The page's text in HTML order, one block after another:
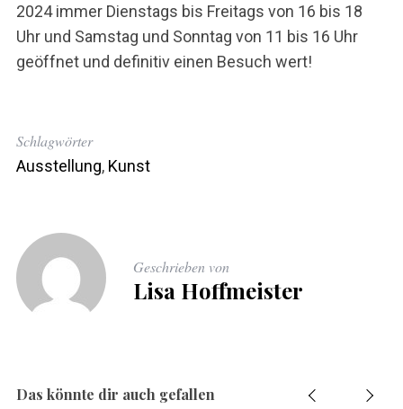
2024 immer Dienstags bis Freitags von 16 bis 18
Uhr und Samstag und Sonntag von 11 bis 16 Uhr
geöffnet und definitiv einen Besuch wert!
Schlagwörter
Ausstellung, Kunst
Geschrieben von
Lisa Hoffmeister
Das könnte dir auch gefallen